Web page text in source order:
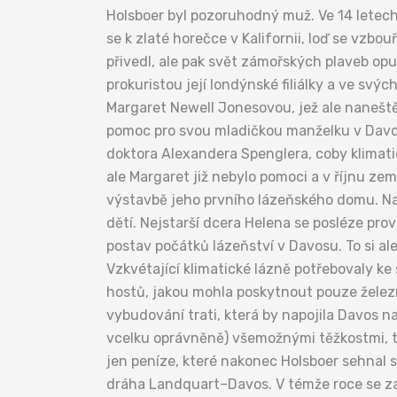
Holsboer byl pozoruhodný muž. Ve 14
se k zlaté horečce v Kalifornii, loď se
přivedl, ale pak svět zámořských plaveb
prokuristou její londýnské filiálky a ve
Margaret Newell Jonesovou, jež ale
pomoc pro svou mladičkou manželku v
doktora Alexandera Spenglera, coby
ale Margaret již nebylo pomoci a v říjnu
výstavbě jeho prvního lázeňského domu.
dětí. Nejstarší dcera Helena se posléze
postav počátků lázeňství v Davosu. To si
Vzkvétající klimatické lázně potřebovaly
hostů, jakou mohla poskytnout pouze
vybudování trati, která by napojila Davos
vcelku oprávněně) všemožnými těžkostmi,
jen peníze, které nakonec Holsboer
dráha Landquart–Davos. V témže roce se